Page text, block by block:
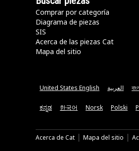
Comprar por categoría
Diagrama de piezas
SIS
Acerca de las piezas Cat
Mapa del sitio
United States English العربية
ಕನ್ನಡ 한국어 Norsk Polski
Acerca de Cat Mapa del sitio